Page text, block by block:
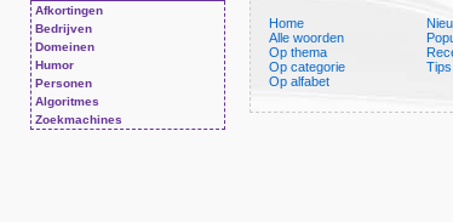
Afkortingen
Bedrijven
Domeinen
Humor
Personen
Algoritmes
Zoekmachines
Home
Alle woorden
Op thema
Op categorie
Op alfabet
Tips